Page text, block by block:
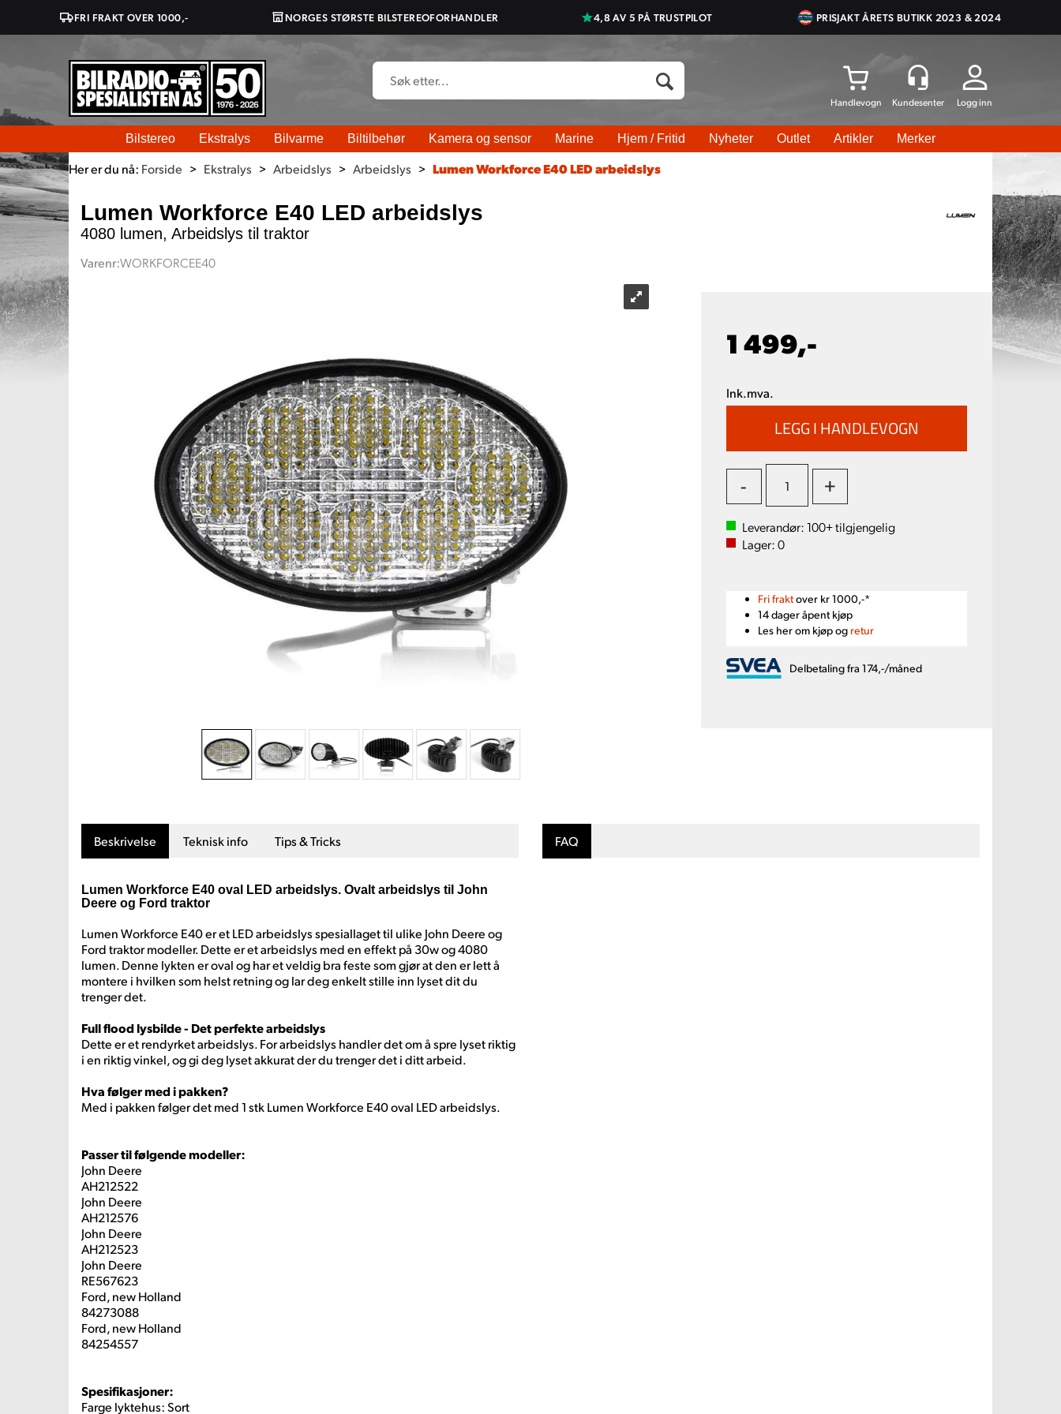
FRI FRAKT OVER 1000,- NORGES STØRSTE BILSTEREOFORHANDLER 4,8 AV 5 PÅ TRUSTPILOT PRISJAKT ÅRETS BUTIKK 2023 & 2024
Logg inn
Bilstereo Ekstralys Bilvarme Biltilbehør Kamera og sensor Marine Hjem / Fritid Nyheter Outlet Artikler Merker
Her er du nå: Forside > Ekstralys > Arbeidslys > Arbeidslys > Lumen Workforce E40 LED arbeidslys
Lumen Workforce E40 LED arbeidslys
4080 lumen, Arbeidslys til traktor
Varenr:WORKFORCEE40
1 499,-
Ink.mva.
- +
Leverandør:100+tilgjengelig
Lager:0
Fri fraktover kr 1000,-*
14 dager åpent kjøp
Les her om kjøp og retur
Delbetaling fra 174,-/måned
Beskrivelse Teknisk info Tips & Tricks
Lumen Workforce E40 oval LED arbeidslys. Ovalt arbeidslys til John
Deere og Ford traktor
Lumen Workforce E40 er et LED arbeidslys spesiallaget til ulike John Deere og
Ford traktor modeller. Dette er et arbeidslys med en effekt på 30w og 4080
lumen. Denne lykten er oval og har et veldig bra feste som gjør at den er lett å
montere i hvilken som helst retning og lar deg enkelt stille inn lyset dit du
trenger det.
Full flood lysbilde - Det perfekte arbeidslys
Dette er et rendyrket arbeidslys. For arbeidslys handler det om å spre lyset riktig
i en riktig vinkel, og gi deg lyset akkurat der du trenger det i ditt arbeid.
Hva følger med i pakken?
Med i pakken følger det med 1 stk Lumen Workforce E40 oval LED arbeidslys.
Passer til følgende modeller:
John Deere
AH212522
John Deere
AH212576
John Deere
AH212523
John Deere
RE567623
Ford, new Holland
84273088
Ford, new Holland
84254557
Spesifikasjoner:
Farge lyktehus: Sort
FAQ